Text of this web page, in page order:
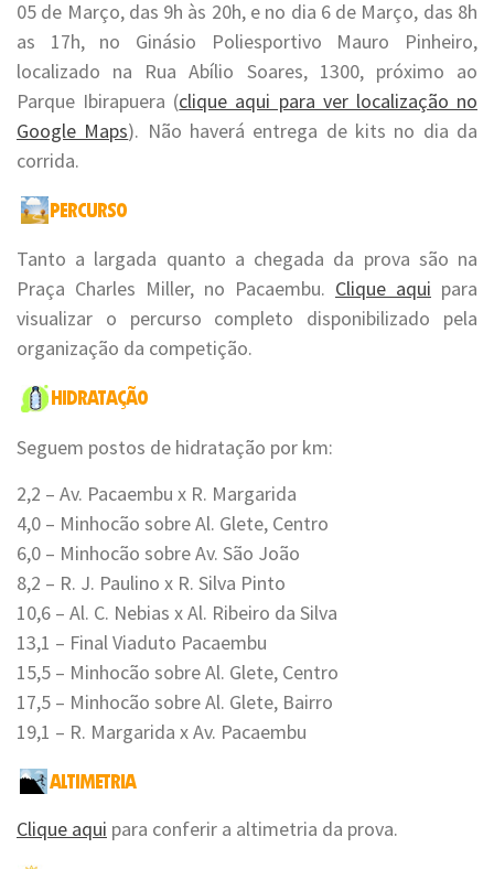
05 de Março, das 9h às 20h, e no dia 6 de Março, das 8h
as 17h, no Ginásio Poliesportivo Mauro Pinheiro,
localizado na Rua Abílio Soares, 1300, próximo ao
Parque Ibirapuera (clique aqui para ver localização no
Google Maps). Não haverá entrega de kits no dia da
corrida.
Tanto a largada quanto a chegada da prova são na
Praça Charles Miller, no Pacaembu. Clique aqui para
visualizar o percurso completo disponibilizado pela
organização da competição.
Seguem postos de hidratação por km:
2,2 – Av. Pacaembu x R. Margarida
4,0 – Minhocão sobre Al. Glete, Centro
6,0 – Minhocão sobre Av. São João
8,2 – R. J. Paulino x R. Silva Pinto
10,6 – Al. C. Nebias x Al. Ribeiro da Silva
13,1 – Final Viaduto Pacaembu
15,5 – Minhocão sobre Al. Glete, Centro
17,5 – Minhocão sobre Al. Glete, Bairro
19,1 – R. Margarida x Av. Pacaembu
Clique aqui para conferir a altimetria da prova.